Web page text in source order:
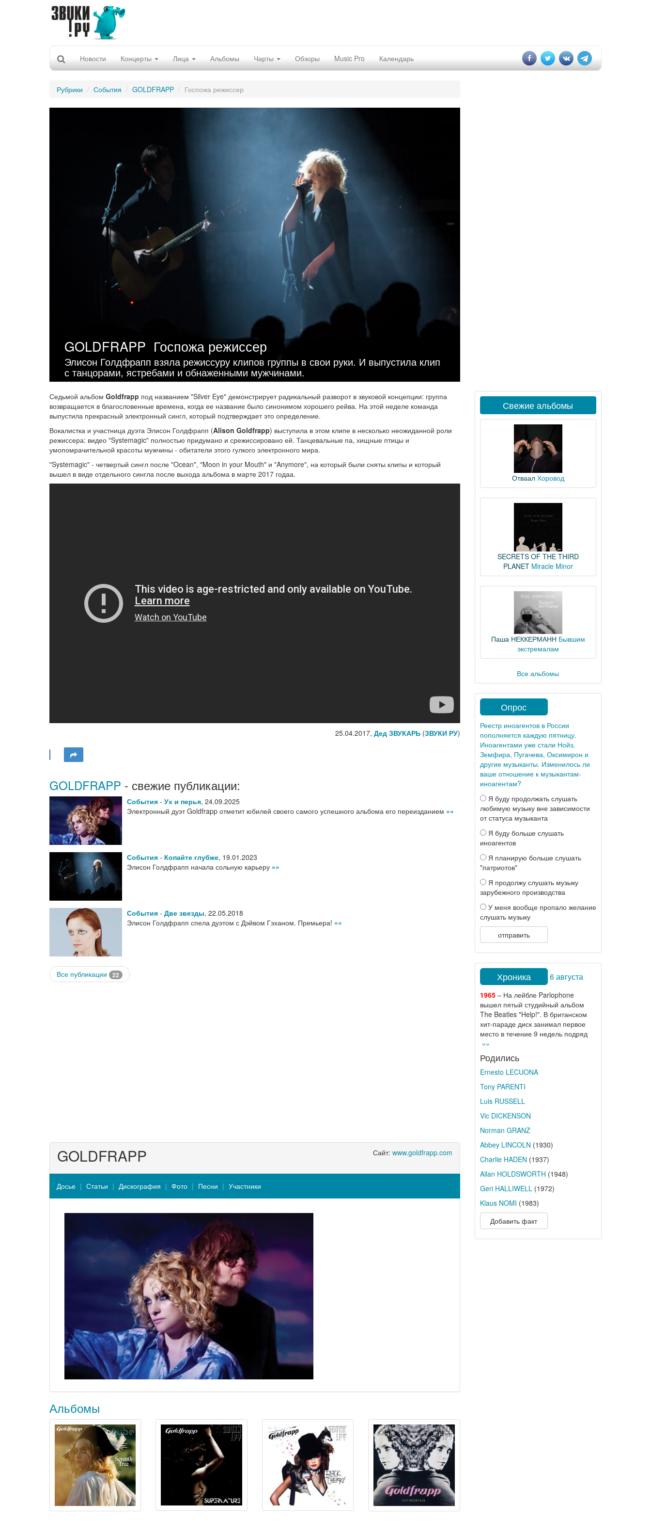
Новости Концерты Лица Альбомы Чарты Обзоры Music Pro Календарь
Рубрики События GOLDFRAPP Госпожа режиссер
GOLDFRAPP Госпожа режиссер
Элисон Голдфрапп взяла режиссуру клипов группы в свои руки. И выпустила клип
с танцорами, ястребами и обнаженными мужчинами.
Седьмой альбом Goldfrapp под названием "Silver Eye" демонстрирует радикальный разворот в звуковой концепции: группа
возвращается в благословенные времена, когда ее название было синонимом хорошего рейва. На этой неделе команда
выпустила прекрасный электронный сингл, который подтверждает это определение.
Вокалистка и участница дуэта Элисон Голдфрапп (Alison Goldfrapp) выступила в этом клипе в несколько неожиданной роли
режиссера: видео "Systemagic" полностью придумано и срежиссировано ей. Танцевальные па, хищные птицы и
умопомрачительной красоты мужчины - обитатели этого гулкого электронного мира.
"Systemagic" - четвертый сингл после "Ocean", "Moon in your Mouth" и "Anymore", на который были сняты клипы и который
вышел в виде отдельного сингла после выхода альбома в марте 2017 годаа.
25.04.2017, Дед ЗВУКАРЬ(ЗВУКИ РУ)
GOLDFRAPP - свежие публикации:
События - Ух и перья, 24.09.2025
Электронный дуэт Goldfrapp отметит юбилей своего самого успешного альбома его переизданием »»
События - Копайте глубже, 19.01.2023
Элисон Голдфрапп начала сольную карьеру »»
События - Две звезды, 22.05.2018
Элисон Голдфрапп спела дуэтом с Дэйвом Гэханом. Премьера! »»
Все публикации 22
Сайт: www.goldfrapp.com
GOLDFRAPP
Досье Статьи Дискография Фото Песни Участники
Альбомы
Свежие альбомы
Отваал Хоровод
SECRETS OF THE THIRD
PLANET Miracle Minor
Паша НЕККЕРМАНН Бывшим
экстремалам
Все альбомы
Опрос
Реестр иноагентов в России
пополняется каждую пятницу.
Иноагентами уже стали Нойз,
Земфира, Пугачева, Оксимирон и
другие музыканты. Изменилось ли
ваше отношение к музыкантам-
иноагентам?
Я буду продолжать слушать
любимую музыку вне зависимости
от статуса музыканта
Я буду больше слушать
иноагентов
Я планирую больше слушать
"патриотов"
Я продолжу слушать музыку
зарубежного производства
У меня вообще пропало желание
слушать музыку
отправить
Хроника 6 августа
1965– На лейбле Parlophone
вышел пятый студийный альбом
The Beatles "Help!". В британском
хит-параде диск занимал первое
место в течение 9 недель подряд
»»
Родились
Ernesto LECUONA
Tony PARENTI
Luis RUSSELL
Vic DICKENSON
Norman GRANZ
Abbey LINCOLN (1930)
Charlie HADEN (1937)
Allan HOLDSWORTH (1948)
Geri HALLIWELL(1972)
Klaus NOMI (1983)
Добавить факт